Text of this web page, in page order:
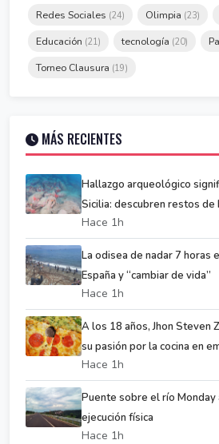
Redes Sociales (24) Olimpia (23)
Educación (21) tecnología (20)
Torneo Clausura (19)
MÁS RECIENTES
Hallazgo arqueológico
Sicilia: descubren restos de
Hace 1h
La odisea de nadar 7 horas
España y “cambiar de vida”
Hace 1h
A los 18 años, Jhon Steven
su pasión por la cocina en
Hace 1h
Puente sobre el río Monday
ejecución física
Hace 1h